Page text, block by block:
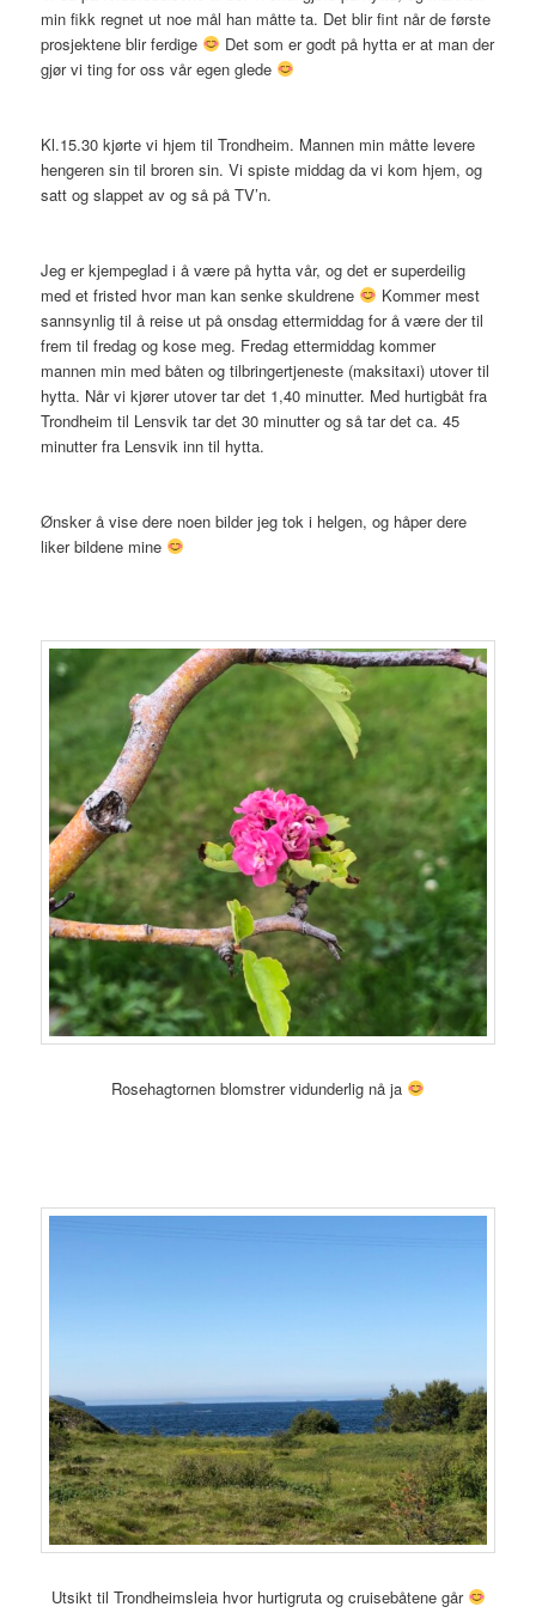
min fikk regnet ut noe mål han måtte ta. Det blir fint når de første
prosjektene blir ferdige
Det som er godt på hytta er at man der
gjør vi ting for oss vår egen glede
Kl.15.30 kjørte vi hjem til Trondheim. Mannen min måtte levere
hengeren sin til broren sin. Vi spiste middag da vi kom hjem, og
satt og slappet av og så på TV’n.
Jeg er kjempeglad i å være på hytta vår, og det er superdeilig
med et fristed hvor man kan senke skuldrene
Kommer mest
sannsynlig til å reise ut på onsdag ettermiddag for å være der til
frem til fredag og kose meg. Fredag ettermiddag kommer
mannen min med båten og tilbringertjeneste (maksitaxi) utover til
hytta. Når vi kjører utover tar det 1,40 minutter. Med hurtigbåt fra
Trondheim til Lensvik tar det 30 minutter og så tar det ca. 45
minutter fra Lensvik inn til hytta.
Ønsker å vise dere noen bilder jeg tok i helgen, og håper dere
liker bildene mine
Rosehagtornen blomstrer vidunderlig nå ja
Utsikt til Trondheimsleia hvor hurtigruta og cruisebåtene går